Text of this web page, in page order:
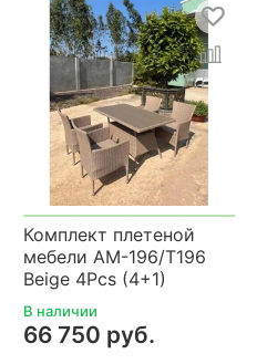
Комплект плетеной
мебели AM-196/T196
Beige 4Pcs (4+1)
В наличии
66 750 руб.